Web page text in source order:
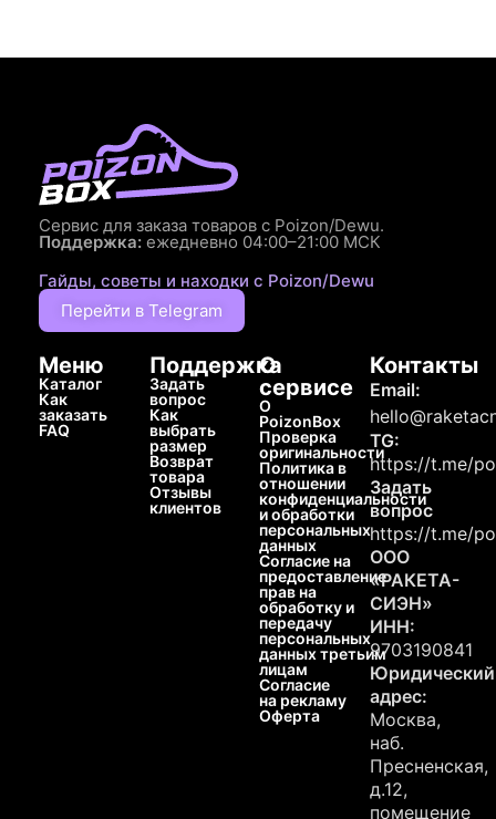
Сервис для заказа товаров с Poizon/Dewu.
Поддержка: ежедневно 04:00–21:00 МСК
Гайды, советы и находки с Poizon/Dewu
Перейти в Telegram
Меню
Каталог
Как
заказать
FAQ
Поддержка
Задать
вопрос
Как
выбрать
размер
Возврат
товара
Отзывы
клиентов
О
сервисе
О
PoizonBox
Проверка
оригинальности
Политика в
отношении
конфиденциальности
и обработки
персональных
данных
Согласие на
предоставление
прав на
обработку и
передачу
персональных
данных третьим
лицам
Согласие
на рекламу
Оферта
Контакты
Email:
TG:
https://t.me/
Задать
вопрос
https://t.me/
ООО
«РАКЕТА-
СИЭН»
ИНН:
9703190841
Юридический
адрес:
Москва,
наб.
Пресненская,
д.12,
помещение